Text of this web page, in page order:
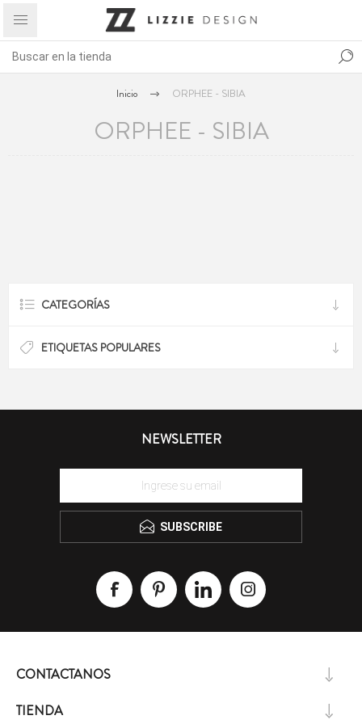
Inicio ORPHEE - SIBIA
ORPHEE - SIBIA
CATEGORÍAS
ETIQUETAS POPULARES
NEWSLETTER
SUBSCRIBE
CONTACTANOS
TIENDA